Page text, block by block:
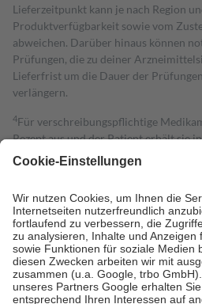
Lieferzeitpunkt kann je nach Region
Produktverfügbarkeit sowie vom
abweichen. Darüber hinaus können
Prüfungen, die zu deiner
Lieferfrist um die Dauer der
verlängern.
4Für verschreibungspflichtige
Rezept aus und der Patient erhält sie
gesetzliche Krankenversicherung
Kosten dafür, der Versicherte trägt
Grundsätzlich leisten Mitglieder
Prozent des Abgabepreises,
höchstens zehn Euro.Es sind jedoch
Kosten der Leistung zu entrichten.
Diese Regeln gelten grundsätzlich
Bei Heilmitteln und häuslicher